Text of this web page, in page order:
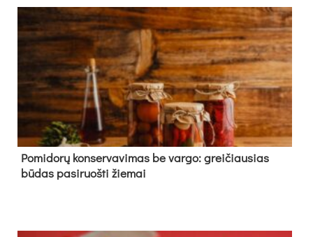
Pomidorų konservavimas be vargo: greičiausias
būdas pasiruošti žiemai